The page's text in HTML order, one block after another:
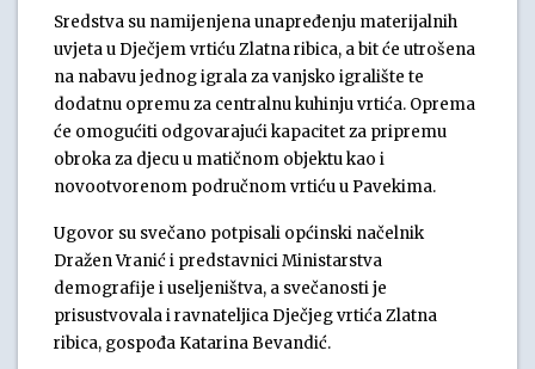
Sredstva su namijenjena unapređenju materijalnih
uvjeta u Dječjem vrtiću Zlatna ribica, a bit će utrošena
na nabavu jednog igrala za vanjsko igralište te
dodatnu opremu za centralnu kuhinju vrtića. Oprema
će omogućiti odgovarajući kapacitet za pripremu
obroka za djecu u matičnom objektu kao i
novootvorenom područnom vrtiću u Pavekima.
Ugovor su svečano potpisali općinski načelnik
Dražen Vranić i predstavnici Ministarstva
demografije i useljeništva, a svečanosti je
prisustvovala i ravnateljica Dječjeg vrtića Zlatna
ribica, gospođa Katarina Bevandić.